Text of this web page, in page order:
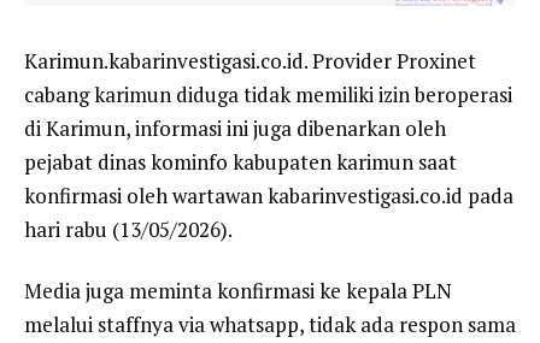
Karimun.kabarinvestigasi.co.id. Provider Proxinet
cabang karimun diduga tidak memiliki izin beroperasi
di Karimun, informasi ini juga dibenarkan oleh
pejabat dinas kominfo kabupaten karimun saat
konfirmasi oleh wartawan kabarinvestigasi.co.id pada
hari rabu (13/05/2026).
Media juga meminta konfirmasi ke kepala PLN
melalui staffnya via whatsapp, tidak ada respon sama